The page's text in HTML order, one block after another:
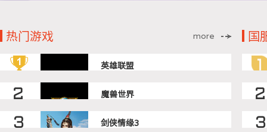
热门游戏 more
英雄联盟
魔兽世界
剑侠情缘3
国